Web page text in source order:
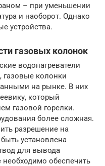
– при уменьшении
и наоборот. Однако
устройства.
газовых колонок
водонагреватели
колонки
на рынке. В них
который
газовой горелки.
более сложная.
разрешение на
установлена
для вывода
необходимо обеспечить